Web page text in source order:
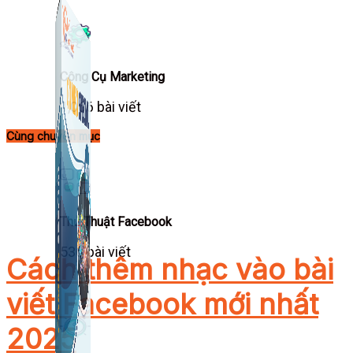
Công Cụ Marketing
1,066 bài viết
Thủ Thuật Facebook
536 bài viết
Cùng chuyên mục
Cách thêm nhạc vào bài
viết Facebook mới nhất
2025